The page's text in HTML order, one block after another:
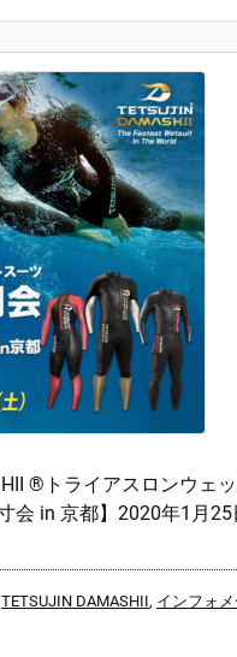
®トライアスロンウェ
会 in 京都】2020年1月
TETSUJIN DAMASHII, インフォ